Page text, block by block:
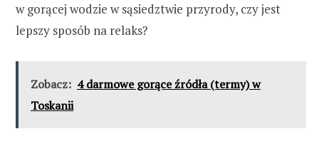
w gorącej wodzie w sąsiedztwie przyrody, czy jest
lepszy sposób na relaks?
Zobacz: 4 darmowe gorące źródła (termy) w
Toskanii